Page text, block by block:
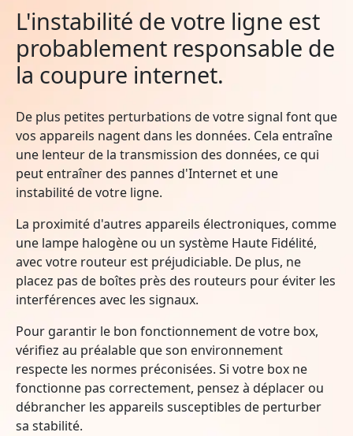
L'instabilité de votre ligne est
probablement responsable de
la coupure internet.
De plus petites perturbations de votre signal font que
vos appareils nagent dans les données. Cela entraîne
une lenteur de la transmission des données, ce qui
peut entraîner des pannes d'Internet et une
instabilité de votre ligne.
La proximité d'autres appareils électroniques, comme
une lampe halogène ou un système Haute Fidélité,
avec votre routeur est préjudiciable. De plus, ne
placez pas de boîtes près des routeurs pour éviter les
interférences avec les signaux.
Pour garantir le bon fonctionnement de votre box,
vérifiez au préalable que son environnement
respecte les normes préconisées. Si votre box ne
fonctionne pas correctement, pensez à déplacer ou
débrancher les appareils susceptibles de perturber
sa stabilité.